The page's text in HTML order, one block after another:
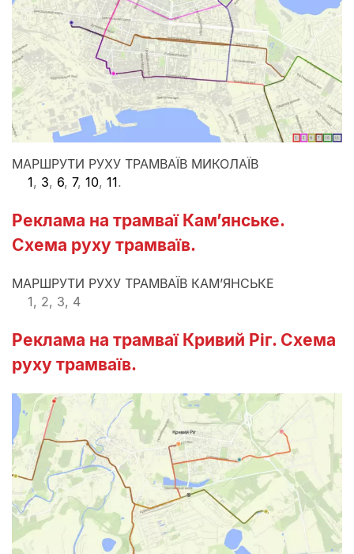
МАРШРУТИ РУХУ ТРАМВАЇВ МИКОЛАЇВ
1, 3, 6, 7, 10, 11.
Реклама на трамваї Кам’янське.
Схема руху трамваїв.
МАРШРУТИ РУХУ ТРАМВАЇВ КАМ’ЯНСЬКЕ
1, 2, 3, 4
Реклама на трамваї Кривий Ріг. Схема
руху трамваїв.